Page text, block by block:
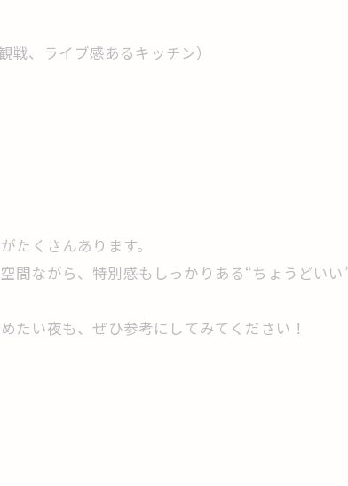
戦、ライブ感あるキッチン）
たくさんあります。
間ながら、特別感もしっかりある“ちょうどいい
たい夜も、ぜひ参考にしてみてください！